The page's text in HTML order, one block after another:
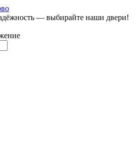
— выбирайте наши двери!